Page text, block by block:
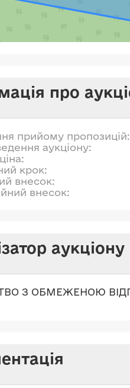
про
прийому пропозицій:
аукціону:
крок:
внесок:
внесок:
аукціону
З ОБМЕЖЕНОЮ